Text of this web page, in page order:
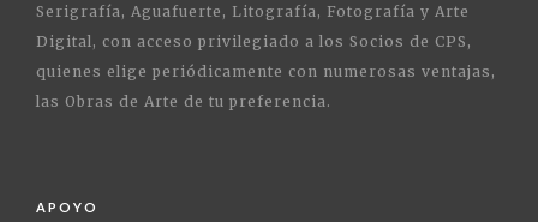
Serigrafía, Aguafuerte, Litografía, Fotografía y Arte
Digital, con acceso privilegiado a los Socios de CPS,
quienes elige periódicamente con numerosas ventajas,
las Obras de Arte de tu preferencia.
APOYO